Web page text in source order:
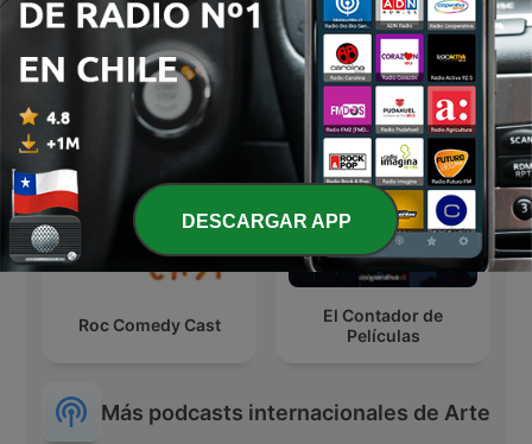
Marky D's Eurodance &
Freestyle
Audiolibros Por qué
leer
Roc Comedy Cast
El Contador de
Películas
Más podcasts internacionales de Arte
DESCARGAR APP